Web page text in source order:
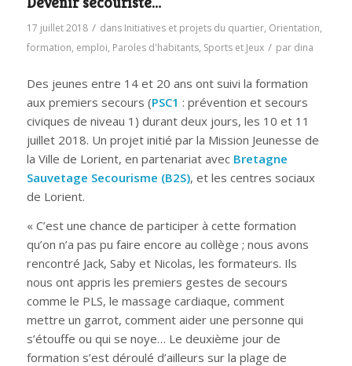
17 juillet 2018 / dans Initiatives et projets du quartier, Orientation,
formation, emploi, Paroles d'habitants, Sports et Jeux / par dina
Des jeunes entre 14 et 20 ans ont suivi la formation
aux premiers secours (PSC1 : prévention et secours
civiques de niveau 1) durant deux jours, les 10 et 11
juillet 2018. Un projet initié par la Mission Jeunesse de
la Ville de Lorient, en partenariat avec Bretagne
Sauvetage Secourisme (B2S), et les centres sociaux
de Lorient.
« C’est une chance de participer à cette formation
qu’on n’a pas pu faire encore au collège ; nous avons
rencontré Jack, Saby et Nicolas, les formateurs. Ils
nous ont appris les premiers gestes de secours
comme le PLS, le massage cardiaque, comment
mettre un garrot, comment aider une personne qui
s’étouffe ou qui se noye… Le deuxième jour de
formation s’est déroulé d’ailleurs sur la plage de